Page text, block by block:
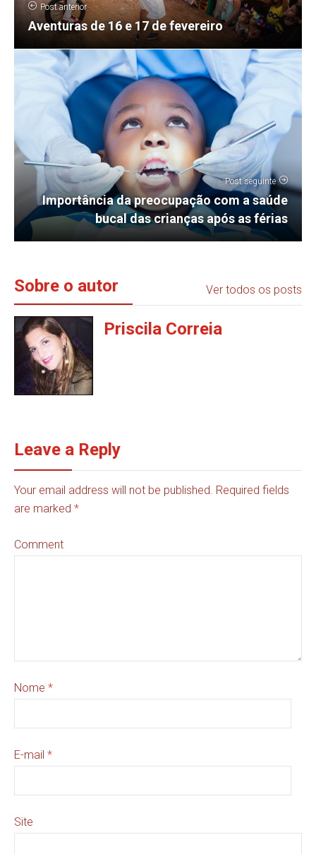
Post anterior
Aventuras de 16 e 17 de fevereiro
Post seguinte
Importância da preocupação com a saúde
bucal das crianças após as férias
Sobre o autor Ver todos os posts
Priscila Correia
Leave a Reply
Your email address will not be published. Required fields
are marked *
Comment
Nome *
E-mail *
Site